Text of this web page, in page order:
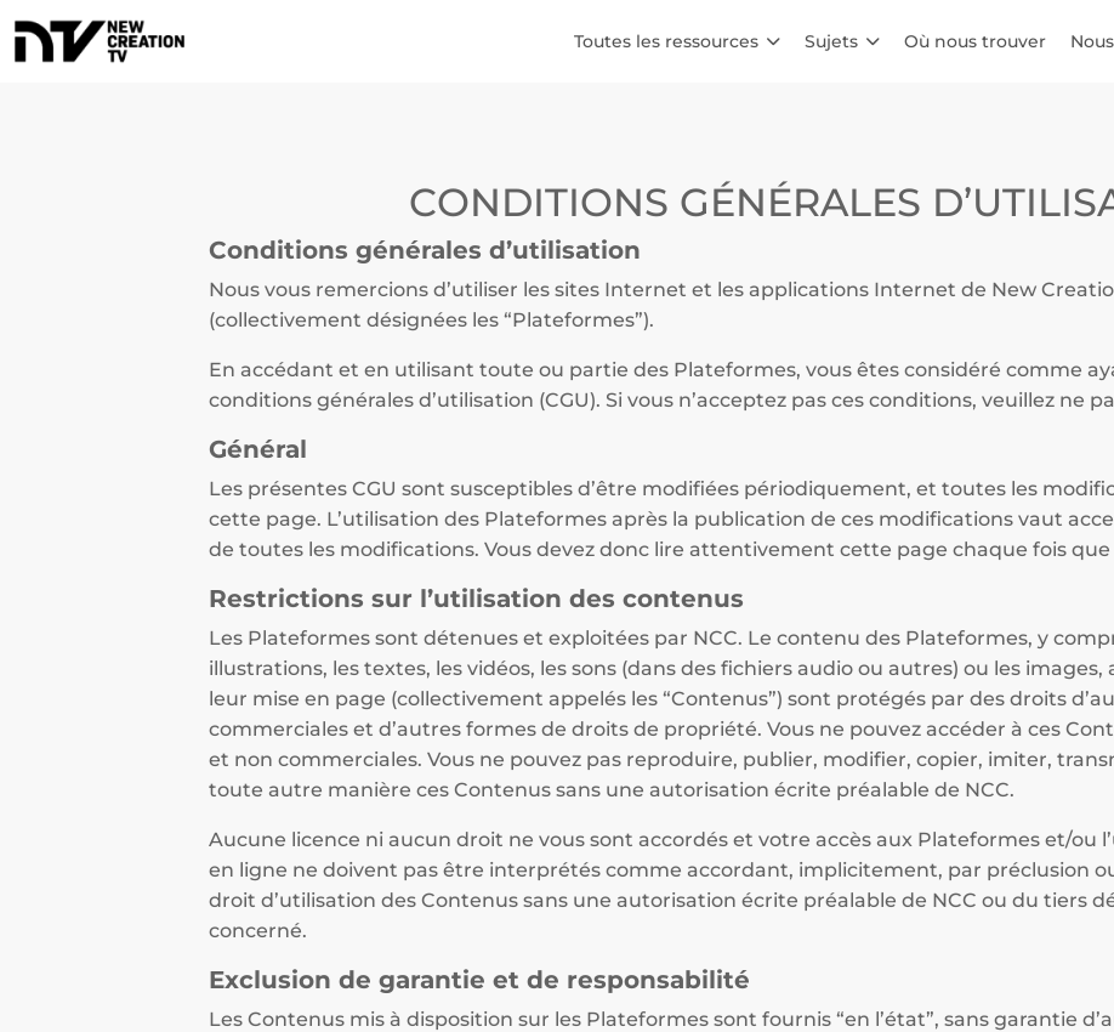
Toutes les ressources Sujets Où nous trouver
CONDITIONS GÉNÉRALES
Conditions générales d’utilisation
Nous vous remercions d’utiliser les sites Internet et les applications Internet de New
(collectivement désignées les “Plateformes”).
En accédant et en utilisant toute ou partie des Plateformes, vous êtes considéré comme
conditions générales d’utilisation (CGU). Si vous n’acceptez pas ces conditions, veuillez ne
Général
Les présentes CGU sont susceptibles d’être modifiées périodiquement, et toutes les
cette page. L’utilisation des Plateformes après la publication de ces modifications vaut
de toutes les modifications. Vous devez donc lire attentivement cette page chaque fois que
Restrictions sur l’utilisation des contenus
Les Plateformes sont détenues et exploitées par NCC. Le contenu des Plateformes, y
illustrations, les textes, les vidéos, les sons (dans des fichiers audio ou autres) ou les
leur mise en page (collectivement appelés les “Contenus”) sont protégés par des droits
commerciales et d’autres formes de droits de propriété. Vous ne pouvez accéder à ces
et non commerciales. Vous ne pouvez pas reproduire, publier, modifier, copier, imiter,
toute autre manière ces Contenus sans une autorisation écrite préalable de NCC.
Aucune licence ni aucun droit ne vous sont accordés et votre accès aux Plateformes et/ou
en ligne ne doivent pas être interprétés comme accordant, implicitement, par préclusion
droit d’utilisation des Contenus sans une autorisation écrite préalable de NCC ou du tiers
concerné.
Exclusion de garantie et de responsabilité
Les Contenus mis à disposition sur les Plateformes sont fournis “en l’état”, sans garantie